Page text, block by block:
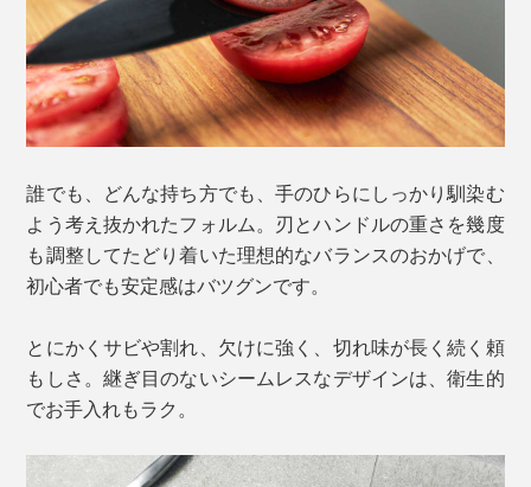
誰でも、どんな持ち方でも、手のひらにしっかり馴染む
よう考え抜かれたフォルム。刃とハンドルの重さを幾度
も調整してたどり着いた理想的なバランスのおかげで、
初心者でも安定感はバツグンです。
とにかくサビや割れ、欠けに強く、切れ味が長く続く頼
もしさ。継ぎ目のないシームレスなデザインは、衛生的
でお手入れもラク。